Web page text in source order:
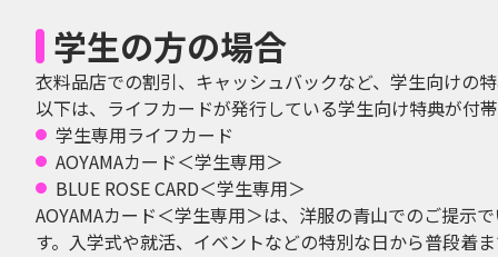
学生の方の場合
衣料品店での割引、キャッシュバックなど、学生向けの
以下は、ライフカードが発行している学生向け特典が付
学生専用ライフカード
AOYAMAカード＜学生専用＞
BLUE ROSE CARD＜学生専用＞
AOYAMAカード＜学生専用＞は、洋服の青山でのご提示
す。入学式や就活、イベントなどの特別な日から普段着